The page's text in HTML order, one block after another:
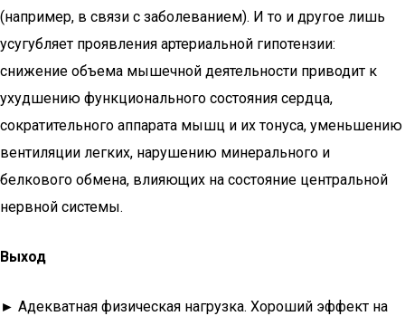
(например, в связи с заболеванием). И то и другое лишь
усугубляет проявления артериальной гипотензии:
снижение объема мышечной деятельности приводит к
ухудшению функционального состояния сердца,
сократительного аппарата мышц и их тонуса, уменьшению
вентиляции легких, нарушению минерального и
белкового обмена, влияющих на состояние центральной
нервной системы.
Выход
► Адекватная физическая нагрузка. Хороший эффект на